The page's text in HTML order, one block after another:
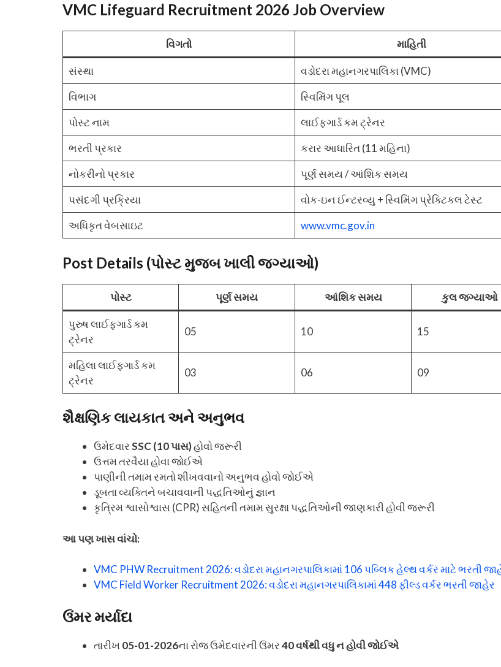
VMC Lifeguard Recruitment 2026 Job Overview
વિગતો માહિતી
સંસ્થા
વડોદરા મહાનગરપાલિકા (VMC)
વિભાગ
સ્વિમિંગ પૂલ
પોસ્ટ નામ
લાઈફગાર્ડ કમ ટ્રેનર
ભરતી પ્રકાર
કરાર આધારિત (11 મહિના)
નોકરીનો પ્રકાર
પૂર્ણ સમય / આંશિક સમય
પસંદગી પ્રક્રિયા
વોક-ઇન ઈન્ટરવ્યુ + સ્વિમિંગ પ્રેક્ટિકલ ટેસ્ટ
અધિકૃત વેબસાઇટ
www.vmc.gov.in
Post Details (પોસ્ટ મુજબ ખાલી જગ્યાઓ)
પોસ્ટ પૂર્ણ સમય આંશિક સમય કુલ જગ્યાઓ
પુરુષ લાઈફગાર્ડ કમ
ટ્રેનર
05 10 15
મહિલા લાઈફગાર્ડ કમ
ટ્રેનર
03 06 09
શૈક્ષણિક લાયકાત અને અનુભવ
ઉમેદવારSSC (10 પાસ)હોવો જરૂરી
ઉત્તમ તરવૈયા હોવા જોઈએ
પાણીની તમામ રમતો શીખવવાનો અનુભવ હોવો જોઈએ
ડૂબતા વ્યક્તિને બચાવવાની પદ્ધતિઓનું જ્ઞાન
કૃત્રિમ શ્વાસોશ્વાસ (CPR) સહિતની તમામ સુરક્ષા પદ્ધતિઓની જાણકારી હોવી જરૂરી
આ પણ ખાસ વાંચો:
VMC PHW Recruitment 2026: વડોદરા મહાનગરપાલિકામાં 106 પબ્લિક હેલ્થ વર્કર માટે ભરતી
VMC Field Worker Recruitment 2026: વડોદરા મહાનગરપાલિકામાં 448 ફીલ્ડ વર્કર ભરતી જાહેર
ઉંમર મર્યાદા
તારીખ05-01-2026ના રોજ ઉમેદવારની ઉંમર40 વર્ષથી વધુ ન હોવી જોઈએ